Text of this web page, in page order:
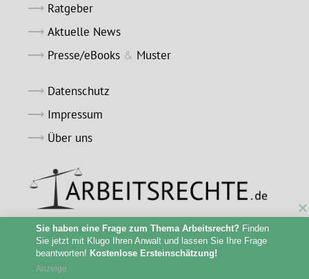
Ratgeber
Aktuelle News
Presse/eBooks & Muster
Datenschutz
Impressum
Über uns
Sie haben eine Frage zum Thema Arbeitsrecht? Finden
Sie jetzt mit Klugo Ihren Anwalt und lassen Sie Ihre Frage
beantworten! Kostenlose Ersteinschätzung!
Anzeige